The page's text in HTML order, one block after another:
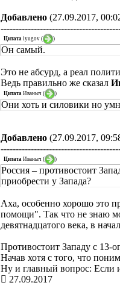
Добавлено (27.09.2017,
Цитата iyugov ( )
Он самый.
Это не абсурд, а реал
Ведь правильно же сказал
Цитата Иваныч ( )
Они хоть и силовики но
Добавлено (27.09.2017,
Цитата Иваныч ( )
Россия – противостоит
приобрести у Запада?
Аха, особенно хорошо это
помощи". Так что не знаю
девятнадцатого века, в
Противостоит Западу с 13-
Начав хотя с того, что
Ну и главный вопрос: Если
27.09.2017